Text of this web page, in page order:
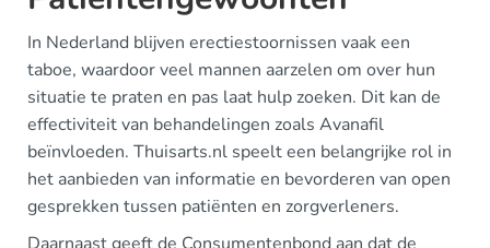
In Nederland blijven erectiestoornissen vaak een
taboe, waardoor veel mannen aarzelen om over hun
situatie te praten en pas laat hulp zoeken. Dit kan de
effectiviteit van behandelingen zoals Avanafil
beïnvloeden. Thuisarts.nl speelt een belangrijke rol in
het aanbieden van informatie en bevorderen van open
gesprekken tussen patiënten en zorgverleners.